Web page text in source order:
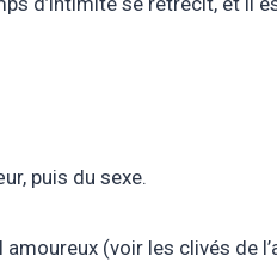
puis du sexe.
(voir les clivés de